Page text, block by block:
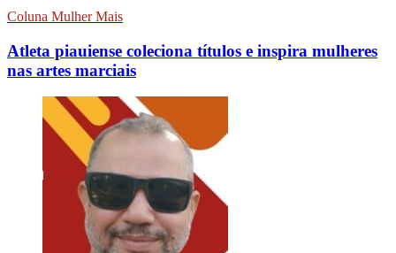
Coluna Mulher Mais
Atleta piauiense coleciona títulos e inspira mulheres
nas artes marciais